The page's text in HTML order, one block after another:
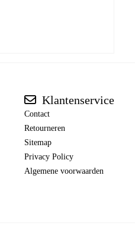
Klantenservice
Contact
Retourneren
Sitemap
Privacy Policy
Algemene voorwaarden